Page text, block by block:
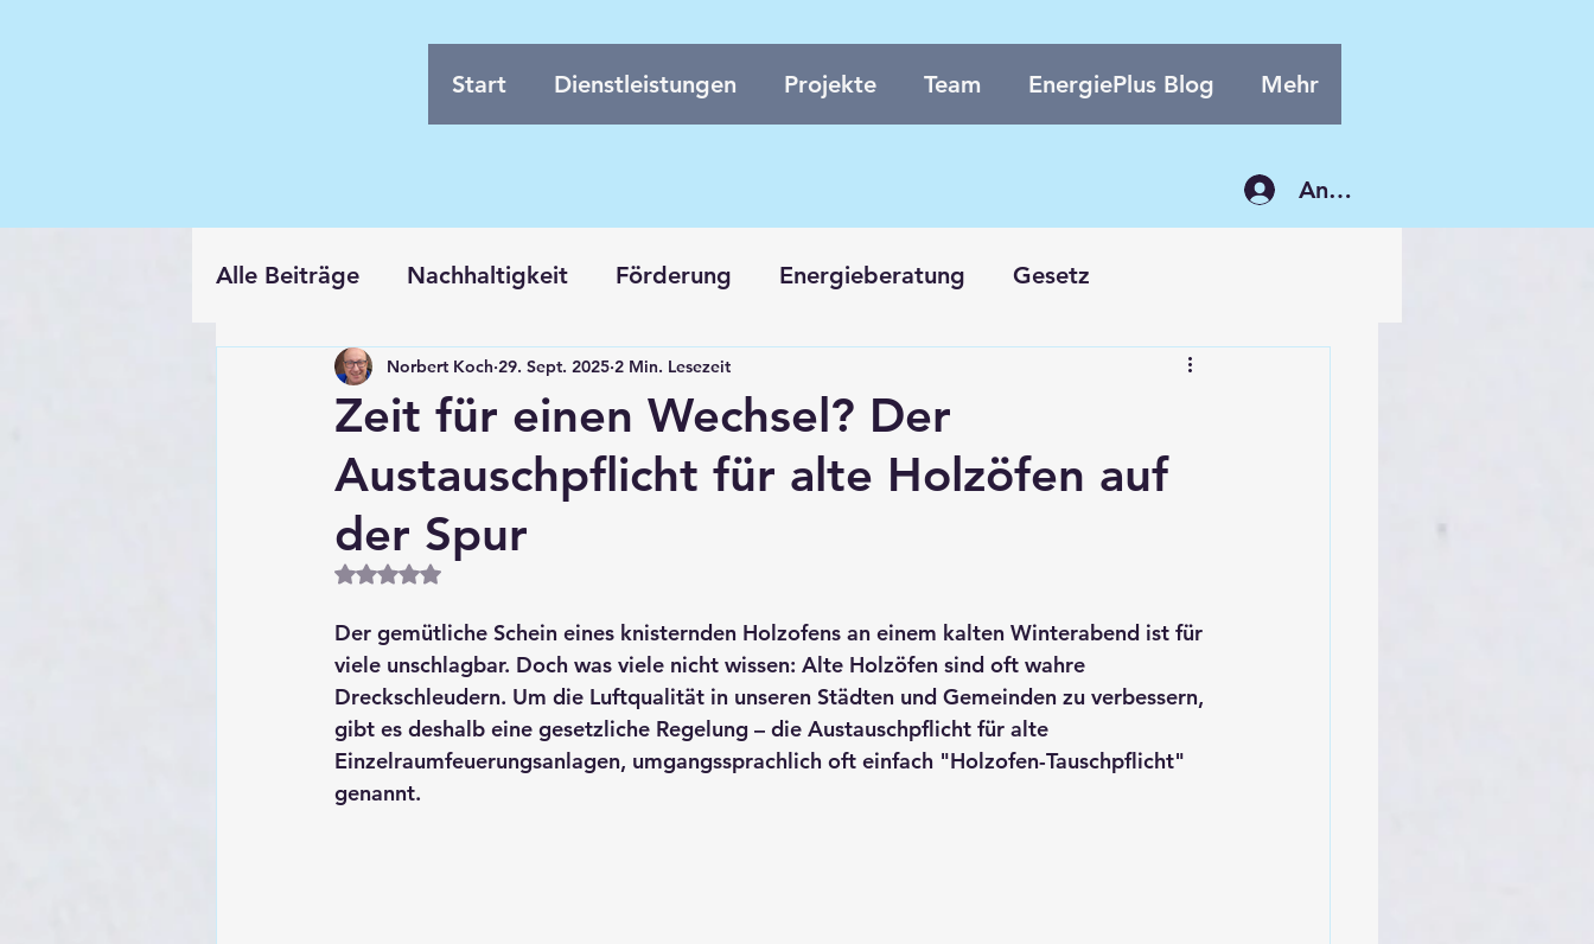
Start Dienstleistungen Projekte Team EnergiePlus Blog Mehr
Anmelden
Alle Beiträge Nachhaltigkeit Förderung Energieberatung Gesetz
Allgemeine Informationen Neubau
Zeit für einen Wechsel? Der
Austauschpflicht für alte Holzöfen auf
der Spur
Norbert Koch 29. Sept. 2025 2 Min. Lesezeit
Mit NaN von 5 Sternen bewertet.
Der gemütliche Schein eines knisternden Holzofens an einem kalten Winterabend ist für
viele unschlagbar. Doch was viele nicht wissen: Alte Holzöfen sind oft wahre
Dreckschleudern. Um die Luftqualität in unseren Städten und Gemeinden zu verbessern,
gibt es deshalb eine gesetzliche Regelung – die Austauschpflicht für alte
Einzelraumfeuerungsanlagen, umgangssprachlich oft einfach "Holzofen-Tauschpflicht"
genannt.